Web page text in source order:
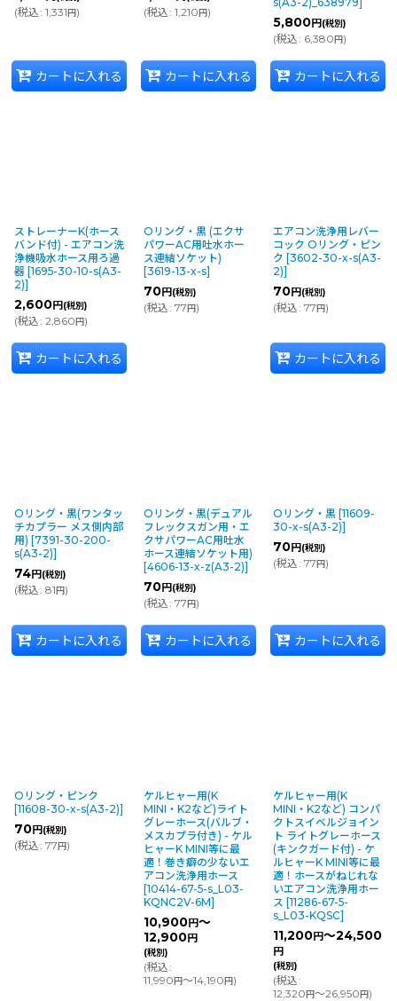
(税込: 1,331円)
カートに入れる
(税込: 1,210円)
カートに入れる
5,800円(税別)
(税込: 6,380円)
カートに入れる
ストレーナーK(ホース
バンド付) - エアコン洗
浄機吸水ホース用ろ過
器 [1695-30-10-s(A3-
2)]
2,600円(税別)
(税込: 2,860円)
カートに入れる
Oリング・黒 (エクサ
パワーAC用吐水ホー
ス連結ソケット)
[3619-13-x-s]
70円(税別)
(税込: 77円)
エアコン洗浄用レバー
コック Oリング・ピン
ク [3602-30-x-s(A3-
2)]
70円(税別)
(税込: 77円)
カートに入れる
Oリング・黒(ワンタッ
チカプラー メス側内部
用) [7391-30-200-
s(A3-2)]
74円(税別)
(税込: 81円)
カートに入れる
Oリング・黒(デュアル
フレックスガン用・エ
クサパワーAC用吐水
ホース連結ソケット用)
[4606-13-x-z(A3-2)]
70円(税別)
(税込: 77円)
カートに入れる
Oリング・黒 [11609-
30-x-s(A3-2)]
70円(税別)
(税込: 77円)
カートに入れる
Oリング・ピンク
[11608-30-x-s(A3-2)]
70円(税別)
(税込: 77円)
ケルヒャー用(K
MINI・K2など)ライト
グレーホース(バルブ・
メスカプラ付き) - ケル
ヒャーK MINI等に最
適！巻き癖の少ないエ
アコン洗浄用ホース
[10414-67-5-s_L03-
KQNC2V-6M]
10,900円～
12,900円
(税別)
(税込:
11,990円～14,190円)
ケルヒャー用(K
MINI・K2など) コンパ
クトスイベルジョイン
ト ライトグレーホース
(キンクガード付) - ケ
ルヒャーK MINI等に最
適！ホースがねじれな
いエアコン洗浄用ホー
ス [11286-67-5-
s_L03-KQSC]
11,200円～24,500
円
(税別)
(税込:
12,320円～26,950円)